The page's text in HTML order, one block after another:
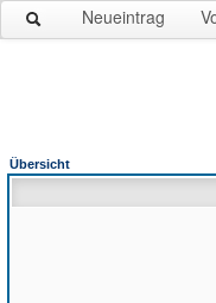
Neueintrag
Übersicht